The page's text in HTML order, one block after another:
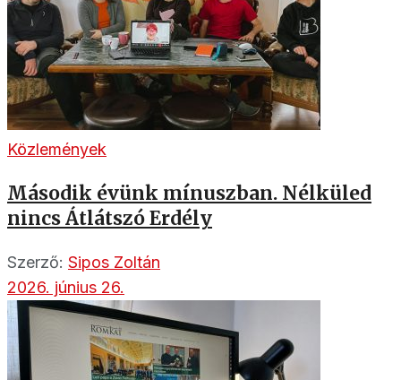
Közlemények
Második évünk mínuszban. Nélküled
nincs Átlátszó Erdély
Szerző: Sipos Zoltán
2026. június 26.